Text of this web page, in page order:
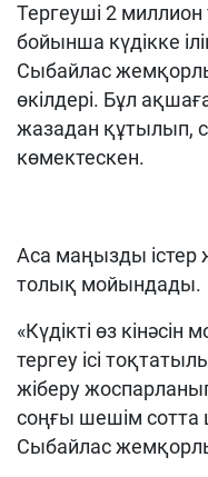
Тергеуші 2 миллион
бойынша күдікке
Сыбайлас
өкілдері. Бұл
жазадан құтылып,
көмектескен.
Аса маңызды істер
толық мойындады.
«Күдікті өз
тергеу ісі
жіберу
соңғы шешім
Сыбайлас